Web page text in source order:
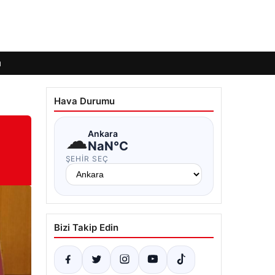
Hava Durumu
☁Ankara
NaN°C
ŞEHIR SEÇ
Bizi Takip Edin